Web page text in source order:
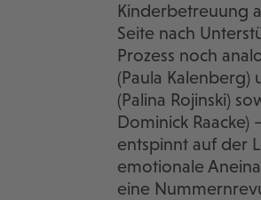
Kinderbetreuung
Seite nach
Prozess noch
(Paula Kalenberg)
(Palina Rojinski)
Dominick
entspinnt auf der
emotionale
eine